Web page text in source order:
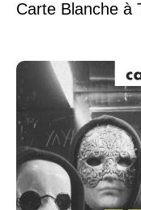
Carte Blanche à